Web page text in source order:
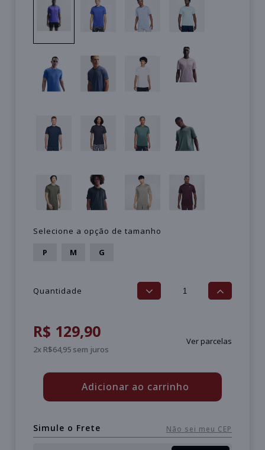
Selecione a opção de tamanho
P
M G
Quantidade
Ver parcelas
R$ 129,90
2x R$64,95 sem juros
Adicionar ao carrinho
Simule o Frete Não sei meu CEP